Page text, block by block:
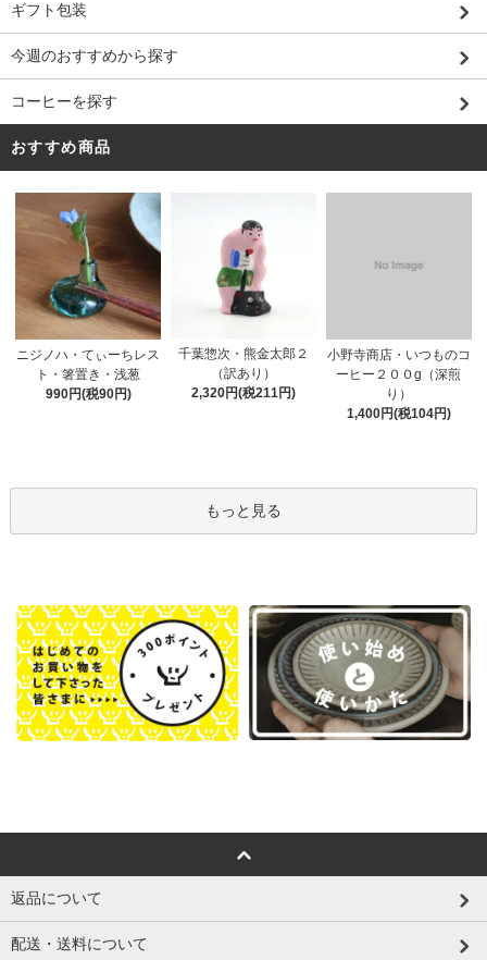
ギフト包装
今週のおすすめから探す
コーヒーを探す
おすすめ商品
ニジノハ・てぃーちレス
ト・箸置き・浅葱
990円(税90円)
千葉惣次・熊金太郎２
（訳あり）
2,320円(税211円)
小野寺商店・いつものコ
ーヒー２００g（深煎
り）
1,400円(税104円)
もっと見る
返品について
配送・送料について